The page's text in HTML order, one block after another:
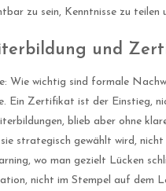
zu sein, Kenntnisse zu teilen
und
Wie wichtig sind formale
Ein Zertifikat ist der Einstieg,
blieb aber ohne
strategisch gewählt wird,
wo man gezielt Lücken
nicht im Stempel auf dem